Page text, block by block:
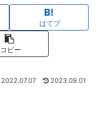
はてブ
コピー
2022.07.07 2023.09.01